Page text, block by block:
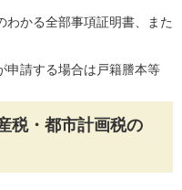
わかる全部事項証明書、また
申請する場合は戸籍謄本等
税・都市計画税の